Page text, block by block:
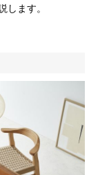
します。